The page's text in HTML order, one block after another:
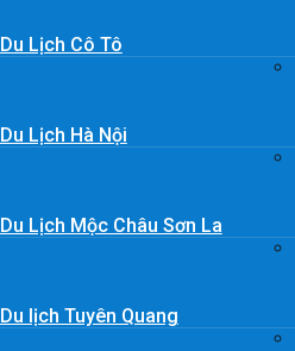
Du Lịch Cô Tô
Du Lịch Hà Nội
Du Lịch Mộc Châu Sơn La
Du lịch Tuyên Quang